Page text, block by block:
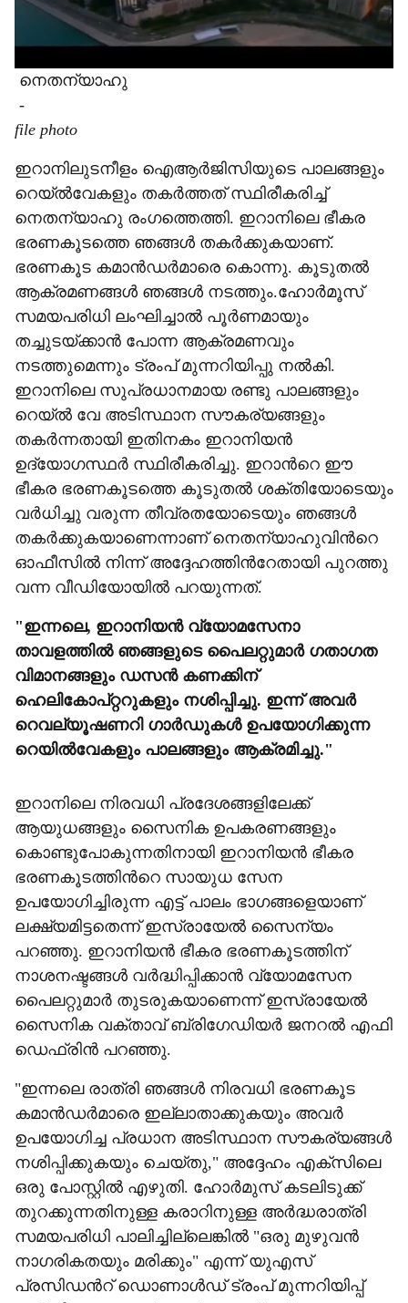
നെതന്യാഹു
-
file photo
ഇറാനിലുടനീളം ഐആർജിസിയുടെ പാലങ്ങളും
റെയ്ൽവേകളും തകർത്തത് സ്ഥിരീകരിച്ച്
നെതന്യാഹു രംഗത്തെത്തി. ഇറാനിലെ ഭീകര
ഭരണകൂടത്തെ ഞങ്ങൾ തകർക്കുകയാണ്.
ഭരണകൂട കമാൻഡർമാരെ കൊന്നു. കൂടുതൽ
ആക്രമണങ്ങൾ ഞങ്ങൾ നടത്തും.ഹോർമൂസ്
സമയപരിധി ലംഘിച്ചാൽ പൂർണമായും
തച്ചുടയ്ക്കാൻ പോന്ന ആക്രമണവും
നടത്തുമെന്നും ട്രംപ് മുന്നറിയിപ്പു നൽകി.
ഇറാനിലെ സുപ്രധാനമായ രണ്ടു പാലങ്ങളും
റെയ്ൽ വേ അടിസ്ഥാന സൗകര്യങ്ങളും
തകർന്നതായി ഇതിനകം ഇറാനിയൻ
ഉദ്യോഗസ്ഥർ സ്ഥിരീകരിച്ചു. ഇറാന്‍റെ ഈ
ഭീകര ഭരണകൂടത്തെ കൂടുതൽ ശക്തിയോടെയും
വർധിച്ചു വരുന്ന തീവ്രതയോടെയും ഞങ്ങൾ
തകർക്കുകയാണെന്നാണ് നെതന്യാഹുവിന്‍റെ
ഓഫീസിൽ നിന്ന് അദ്ദേഹത്തിന്‍റേതായി പുറത്തു
വന്ന വീഡിയോയിൽ പറയുന്നത്.
"ഇന്നലെ, ഇറാനിയൻ വ്യോമസേനാ
താവളത്തിൽ ഞങ്ങളുടെ പൈലറ്റുമാർ ഗതാഗത
വിമാനങ്ങളും ഡസൻ കണക്കിന്
ഹെലികോപ്റ്ററുകളും നശിപ്പിച്ചു. ഇന്ന് അവർ
റെവല്യൂഷണറി ഗാർഡുകൾ ഉപയോഗിക്കുന്ന
റെയിൽവേകളും പാലങ്ങളും ആക്രമിച്ചു."
ഇറാനിലെ നിരവധി പ്രദേശങ്ങളിലേക്ക്
ആയുധങ്ങളും സൈനിക ഉപകരണങ്ങളും
കൊണ്ടുപോകുന്നതിനായി ഇറാനിയൻ ഭീകര
ഭരണകൂടത്തിന്‍റെ സായുധ സേന
ഉപയോഗിച്ചിരുന്ന എട്ട് പാലം ഭാഗങ്ങളെയാണ്
ലക്ഷ്യമിട്ടതെന്ന് ഇസ്രായേൽ സൈന്യം
പറഞ്ഞു. ഇറാനിയൻ ഭീകര ഭരണകൂടത്തിന്
നാശനഷ്ടങ്ങൾ വർദ്ധിപ്പിക്കാൻ വ്യോമസേന
പൈലറ്റുമാർ തുടരുകയാണെന്ന് ഇസ്രായേൽ
സൈനിക വക്താവ് ബ്രിഗേഡിയർ ജനറൽ എഫി
ഡെഫ്രിൻ പറഞ്ഞു.
"ഇന്നലെ രാത്രി ഞങ്ങൾ നിരവധി ഭരണകൂട
കമാൻഡർമാരെ ഇല്ലാതാക്കുകയും അവർ
ഉപയോഗിച്ച പ്രധാന അടിസ്ഥാന സൗകര്യങ്ങൾ
നശിപ്പിക്കുകയും ചെയ്തു," അദ്ദേഹം എക്സിലെ
ഒരു പോസ്റ്റിൽ എഴുതി. ഹോർമുസ് കടലിടുക്ക്
തുറക്കുന്നതിനുള്ള കരാറിനുള്ള അർദ്ധരാത്രി
സമയപരിധി പാലിച്ചില്ലെങ്കിൽ "ഒരു മുഴുവൻ
നാഗരികതയും മരിക്കും" എന്ന് യുഎസ്
പ്രസിഡന്‍റ് ഡൊണാൾഡ് ട്രംപ് മുന്നറിയിപ്പ്